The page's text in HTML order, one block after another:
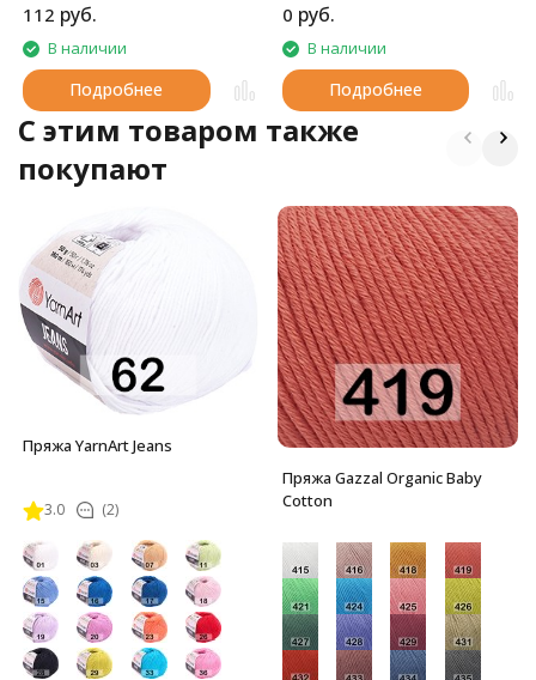
112 руб.
В наличии
Подробнее
шапок и т.д.
0 руб.
В наличии
Подробнее
C этим товаром также
покупают
Пряжа YarnArt Jeans
3.0 (2)
Пряжа Gazzal Organic Baby
Cotton